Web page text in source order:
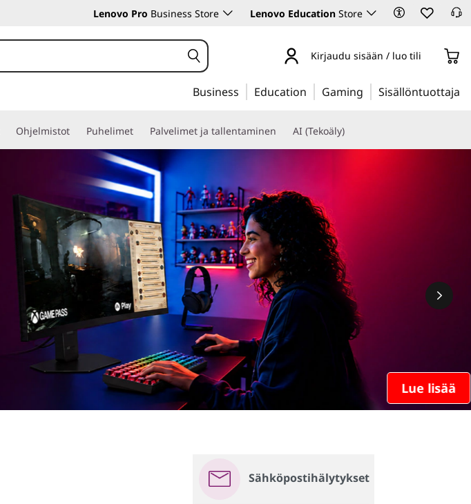
Lenovo Pro Business Store Lenovo Education Store
Kirjaudu sisään / luo tili
Business Education Gaming Sisällöntuottaja
Ohjelmistot Puhelimet Palvelimet ja tallentaminen AI (Tekoäly)
Lue lisää
Sähköpostihälytykset